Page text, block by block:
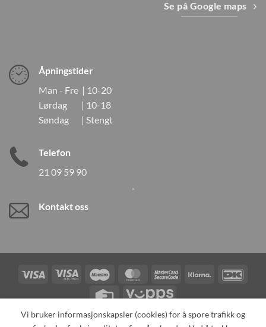
Se på Google maps
Åpningstider
Man - Fre | 10-20
Lørdag | 10-18
Søndag | Stengt
Telefon
21 09 59 90
Kontakt oss
Visa
Visa
Maestro MasterCardMasterCardKlarna
Credit
Vipps
Vi bruker informasjonskapsler (cookies) for å spore trafikk og